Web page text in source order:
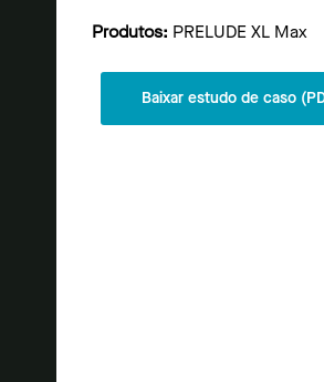
Produtos: PRELUDE XL Max
Baixar estudo de caso